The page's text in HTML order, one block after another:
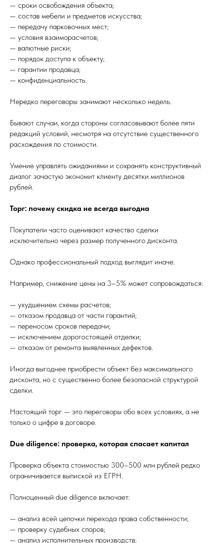
— сроки освобождения объекта;
— состав мебели и предметов искусства;
— передачу парковочных мест;
— условия взаиморасчетов;
— валютные риски;
— порядок доступа к объекту;
— гарантии продавца;
— конфиденциальность.
Нередко переговоры занимают несколько недель.
Бывают случаи, когда стороны согласовывают более пяти
редакций условий, несмотря на отсутствие существенного
расхождения по стоимости.
Умение управлять ожиданиями и сохранять конструктивный
диалог зачастую экономит клиенту десятки миллионов
рублей.
Торг: почему скидка не всегда выгодна
Покупатели часто оценивают качество сделки
исключительно через размер полученного дисконта.
Однако профессиональный подход выглядит иначе.
Например, снижение цены на 3–5% может сопровождаться:
— ухудшением схемы расчетов;
— отказом продавца от части гарантий;
— переносом сроков передачи;
— исключением дорогостоящей отделки;
— отказом от ремонта выявленных дефектов.
Иногда выгоднее приобрести объект без максимального
дисконта, но с существенно более безопасной структурой
сделки.
Настоящий торг — это переговоры обо всех условиях, а не
только о цифре в договоре.
Due diligence: проверка, которая спасает капитал
Проверка объекта стоимостью 300–500 млн рублей редко
ограничивается выпиской из ЕГРН.
Полноценный due diligence включает:
— анализ всей цепочки перехода права собственности;
— проверку судебных споров;
— анализ исполнительных производств;